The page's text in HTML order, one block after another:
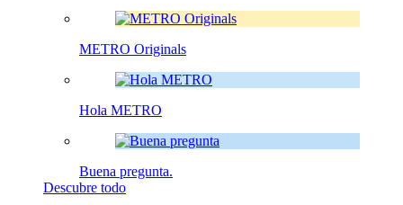
METRO Originals
Hola METRO
Buena pregunta.
Descubre todo